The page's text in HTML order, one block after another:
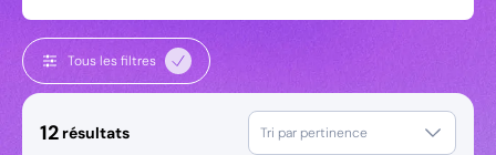
Tous les filtres
12 résultats Tri par pertinence